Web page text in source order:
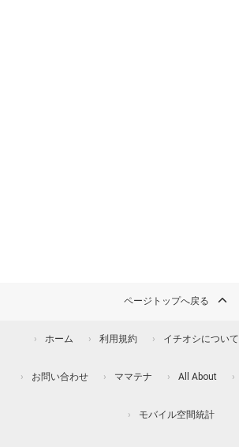
ページトップへ戻る
ホーム 利用規約 イチオシについて
お問い合わせ ママテナ All About
モバイル空間統計